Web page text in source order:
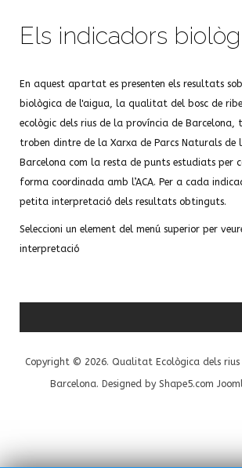
Els indicadors
En aquest apartat es presenten els resultats
biològica de l'aigua, la qualitat del bosc de
ecològic dels rius de la província de Barcelona,
troben dintre de la Xarxa de Parcs Naturals de
Barcelona com la resta de punts estudiats per
forma coordinada amb l’ACA. Per a cada
petita interpretació dels resultats obtinguts.
Seleccioni un element del menú superior per
interpretació
Copyright © 2026. Qualitat Ecològica dels
Barcelona. Designed by Shape5.com